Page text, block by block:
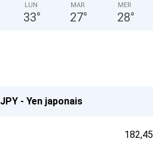
LUN
33°
MAR
27°
MER
28°
JPY - Yen japonais
182,45